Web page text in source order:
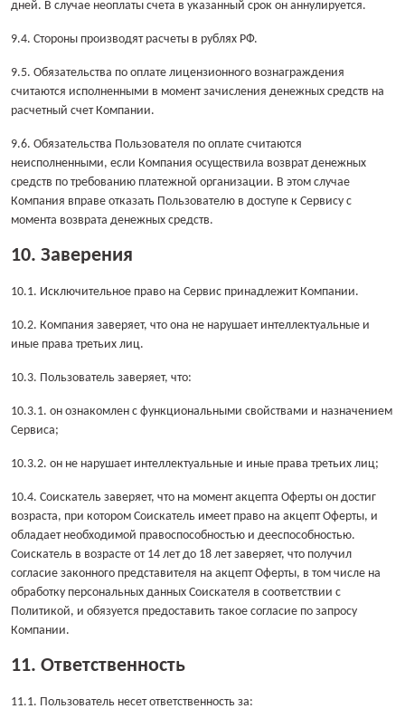
дней. В случае неоплаты счета в указанный срок он аннулируется.
9.4. Стороны производят расчеты в рублях РФ.
9.5. Обязательства по оплате лицензионного вознаграждения
считаются исполненными в момент зачисления денежных средств на
расчетный счет Компании.
9.6. Обязательства Пользователя по оплате считаются
неисполненными, если Компания осуществила возврат денежных
средств по требованию платежной организации. В этом случае
Компания вправе отказать Пользователю в доступе к Сервису с
момента возврата денежных средств.
10. Заверения
10.1. Исключительное право на Сервис принадлежит Компании.
10.2. Компания заверяет, что она не нарушает интеллектуальные и
иные права третьих лиц.
10.3. Пользователь заверяет, что:
10.3.1. он ознакомлен с функциональными свойствами и назначением
Сервиса;
10.3.2. он не нарушает интеллектуальные и иные права третьих лиц;
10.4. Соискатель заверяет, что на момент акцепта Оферты он достиг
возраста, при котором Соискатель имеет право на акцепт Оферты, и
обладает необходимой правоспособностью и дееспособностью.
Соискатель в возрасте от 14 лет до 18 лет заверяет, что получил
согласие законного представителя на акцепт Оферты, в том числе на
обработку персональных данных Соискателя в соответствии с
Политикой, и обязуется предоставить такое согласие по запросу
Компании.
11. Ответственность
11.1. Пользователь несет ответственность за: